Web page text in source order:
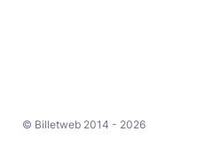
© Billetweb 2014 - 2026